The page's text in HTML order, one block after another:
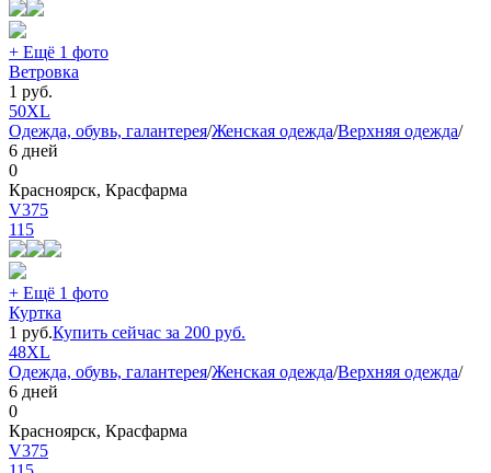
+ Ещё 1 фото
Ветровка
1 руб.
50XL
Одежда, обувь, галантерея/Женская одежда/Верхняя одежда/
6 дней
0
Красноярск, Красфарма
V375
115
+ Ещё 1 фото
Куртка
1 руб.Купить сейчас за 200 руб.
48XL
Одежда, обувь, галантерея/Женская одежда/Верхняя одежда/
6 дней
0
Красноярск, Красфарма
V375